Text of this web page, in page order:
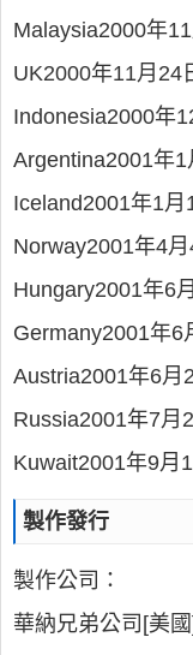
Malaysia2000年
UK2000年11月24
Indonesia2000年
Argentina2001年1
Iceland2001年1月
Norway2001年4
Hungary2001年6
Germany2001年6
Austria2001年6月
Russia2001年7月
Kuwait2001年9月
製作發行
製作公司：
華納兄弟公司[美